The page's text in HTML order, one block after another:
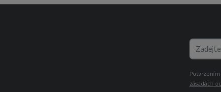
zásadách